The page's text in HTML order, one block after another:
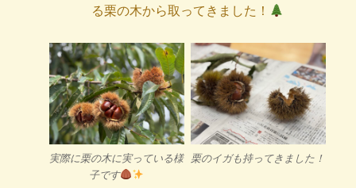
る栗の木から取ってきました！
実際に栗の木に実っている様
子です
栗のイガも持ってきました！